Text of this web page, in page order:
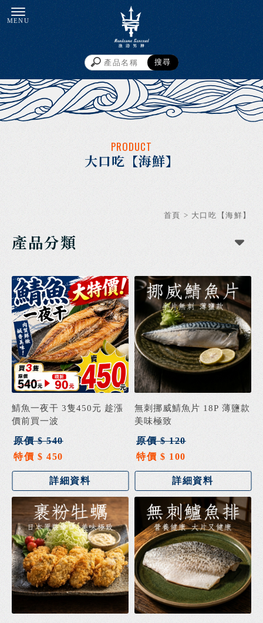
大口吃【海鮮】
首頁 > 大口吃【海鮮】
產品分類
鯖魚一夜干 3隻450元 趁漲
價前買一波
原價 $ 540
特價 $ 450
詳細資料
無刺挪威鯖魚片 18P 薄鹽款
美味極致
原價 $ 120
特價 $ 100
詳細資料